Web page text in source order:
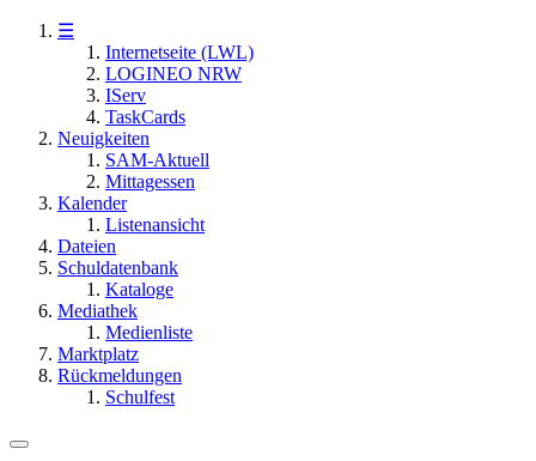
☰
Internetseite (LWL)
LOGINEO NRW
IServ
TaskCards
Neuigkeiten
SAM-Aktuell
Mittagessen
Kalender
Listenansicht
Dateien
Schuldatenbank
Kataloge
Mediathek
Medienliste
Marktplatz
Rückmeldungen
Schulfest